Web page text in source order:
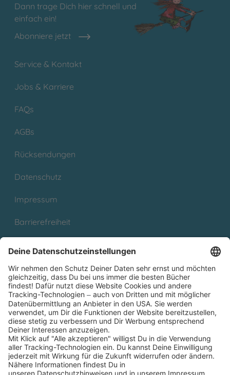
Dann trage Dich hier schnell und
einfach ein!
Abonniere jetzt
Service & Kontakt
Jobs & Karriere
FAQs
AGBs
Rücksendungen
Datenschutz
Impressum
Barrierefreiheit
Partnerprogramm (Affiliate)
Folge uns auf
* Versandkostenfrei ab 9,00 € Bestellwert innerhalb
Deutschlands